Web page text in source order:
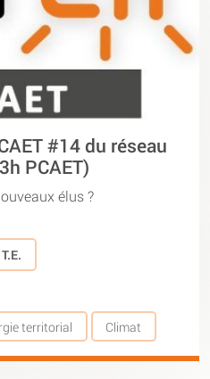
#14 du réseau
PCAET)
élus ?
territorial Climat